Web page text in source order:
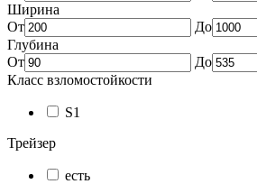
Ширина
От
До
Глубина
От
До
Класс взломостойкости
S1
Трейзер
есть